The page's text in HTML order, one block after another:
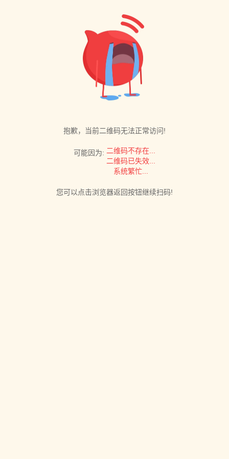
抱歉，当前二维码无法正常访问!
可能因为: 二维码不存在...
二维码已失效...
系统繁忙...
您可以点击浏览器返回按钮继续扫码!